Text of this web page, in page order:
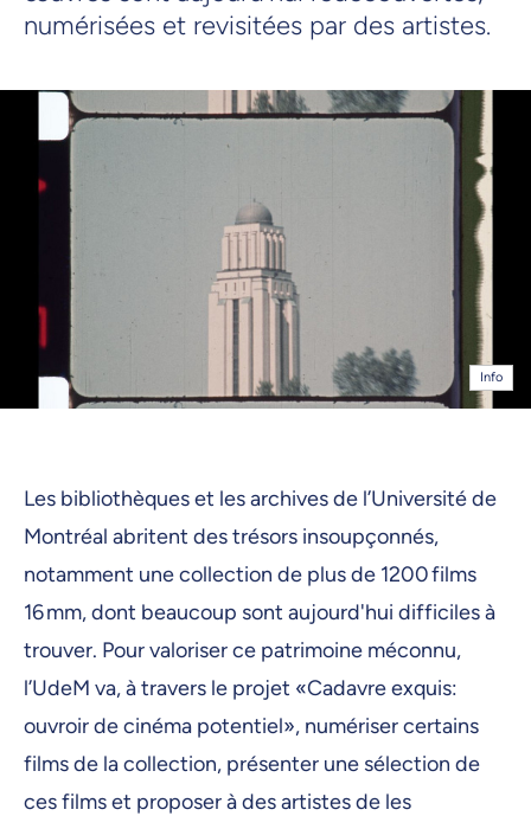
numérisées et revisitées par des artistes.
Info
Les bibliothèques et les archives de l’Université de
Montréal abritent des trésors insoupçonnés,
notamment une collection de plus de 1200 films
16 mm, dont beaucoup sont aujourd'hui difficiles à
trouver. Pour valoriser ce patrimoine méconnu,
l’UdeM va, à travers le projet «Cadavre exquis:
ouvroir de cinéma potentiel», numériser certains
films de la collection, présenter une sélection de
ces films et proposer à des artistes de les